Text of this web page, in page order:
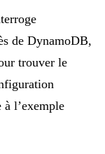
de DynamoDB,
trouver le
à l’exemple